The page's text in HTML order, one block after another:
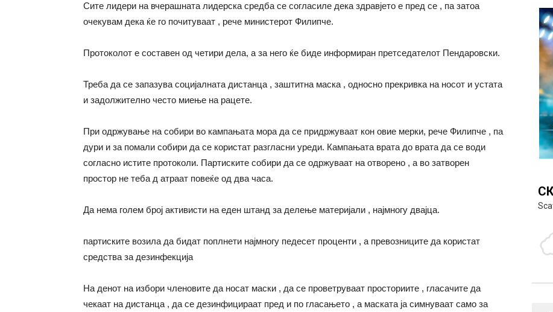
Сите лидери на вчерашната лидерска средба се согласиле дека здравјето е пред се , па затоа
очекувам дека ќе го почитуваат , рече министерот Филипче.
Протоколот е составен од четири дела, а за него ќе биде информиран претседателот Пендаровски.
Треба да се запазува социјалната дистанца , заштитна маска , односно прекривка на носот и устата
и задолжително често миење на рацете.
При одржување на собири во кампањата мора да се придржуваат кон овие мерки, рече Филипче , па
дури и за помали собири да се користат разгласни уреди. Кампањата врата до врата да се води
согласно истите протоколи. Партиските собири да се одржуваат на отворено , а во затворен
простор не теба д атраат повеќе од два часа.
Да нема голем број активисти на еден штанд за делење материјали , најмногу двајца.
партиските возила да бидат поплнети најмногу педесет проценти , а превозниците да користат
средства за дезинфекција
На денот на избори членовите да носат маски , да се проветруваат просториите , гласачите да
чекаат на дистанца , да се дезинфицираат пред и по гласањето , а маската ја симнуваат само за